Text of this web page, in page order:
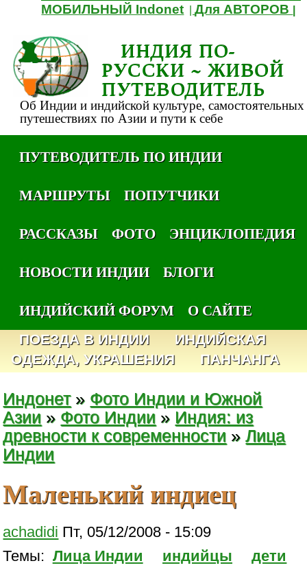
МОБИЛЬНЫЙ Indonet |Для АВТОРОВ
ИНДИЯ ПО-
РУССКИ ~ ЖИВОЙ
ПУТЕВОДИТЕЛЬ
Об Индии и индийской культуре, самостоятельных
путешествиях по Азии и пути к себе
ПУТЕВОДИТЕЛЬ ПО ИНДИИ
МАРШРУТЫ
ПОПУТЧИКИ
РАССКАЗЫ
ФОТО
ЭНЦИКЛОПЕДИЯ
НОВОСТИ ИНДИИ
БЛОГИ
ИНДИЙСКИЙ ФОРУМ
О САЙТЕ
ПОЕЗДА В ИНДИИ
ИНДИЙСКАЯ
ОДЕЖДА, УКРАШЕНИЯ
ПАНЧАНГА
Индонет» Фото Индии и Южной
Азии » Фото Индии » Индия: из
древности к современности »Лица
Индии
Маленький индиец
achadidi Пт, 05/12/2008 - 15:09
Темы: Лица Индии индийцы дети